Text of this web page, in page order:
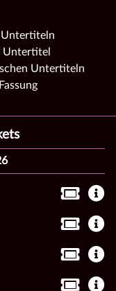
Untertitel
Untertiteln